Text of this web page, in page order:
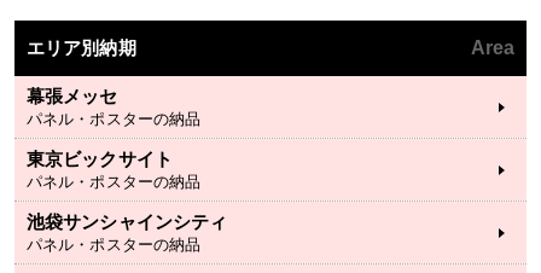
エリア別納期 Area
幕張メッセ
パネル・ポスターの納品
東京ビックサイト
パネル・ポスターの納品
池袋サンシャインシティ
パネル・ポスターの納品